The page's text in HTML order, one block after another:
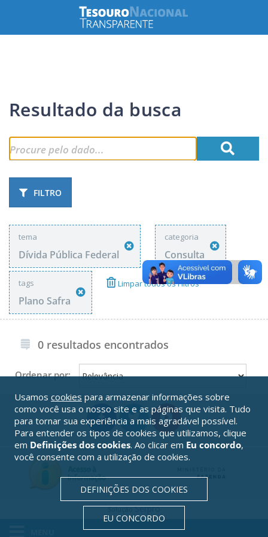
Resultado da busca
FILTRO
tema
Dívida Pública Federal
categoria
Consulta
tags
Plano Safra
Limpar todos os Filtros
0 resultados encontrados
Ordenar por:
SoluçãoSerpro
Usamos cookies para armazenar informações sobre
como você usa o nosso site e as páginas que visita. Tudo
para tornar sua experiência a mais agradável possível.
Para entender os tipos de cookies que utilizamos, clique
em Definições dos cookies. Ao clicar em Eu concordo,
você consente com a utilização de cookies.
DEFINIÇÕES DOS COOKIES
EU CONCORDO